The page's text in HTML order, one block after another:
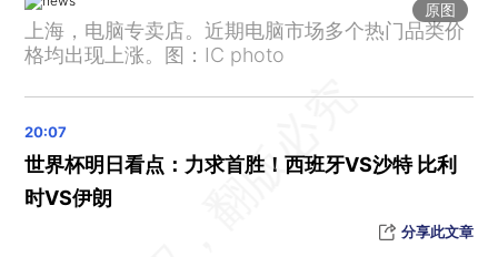
国有博物馆每年开放不少于300天，《北京市博物馆条例（草案）》征求意见
广西升级洪水橙色预警 柳江现2026年第1号洪水
世界杯历史上第1000场比赛，日本4比0胜突尼斯
巴基斯坦总理与巴陆军参谋长已抵达瑞士
刚果（金）埃博拉确诊病例升至956例
美伊谈判代表均已抵达瑞士
Babycare公示纸尿裤甲酰胺检测进展：产品、原料、设备均“未检出”
原图
上海，电脑专卖店。近期电脑市场多个热门品类价
格均出现上涨。图：IC photo
世界杯明日看点：力求首胜！西班牙VS沙特 比利
时VS伊朗
分享此文章